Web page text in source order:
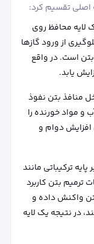
اصلی تقسیم کرد:
محافظ روی
از ورود گازها
است. در واقع
یابد.
منافذ بتن نفوذ
و مواد خورنده را
دوام و
ترکیباتی مانند
ترمیم بتن کاربرد
واکنش داده و
در نتیجه یک لایه